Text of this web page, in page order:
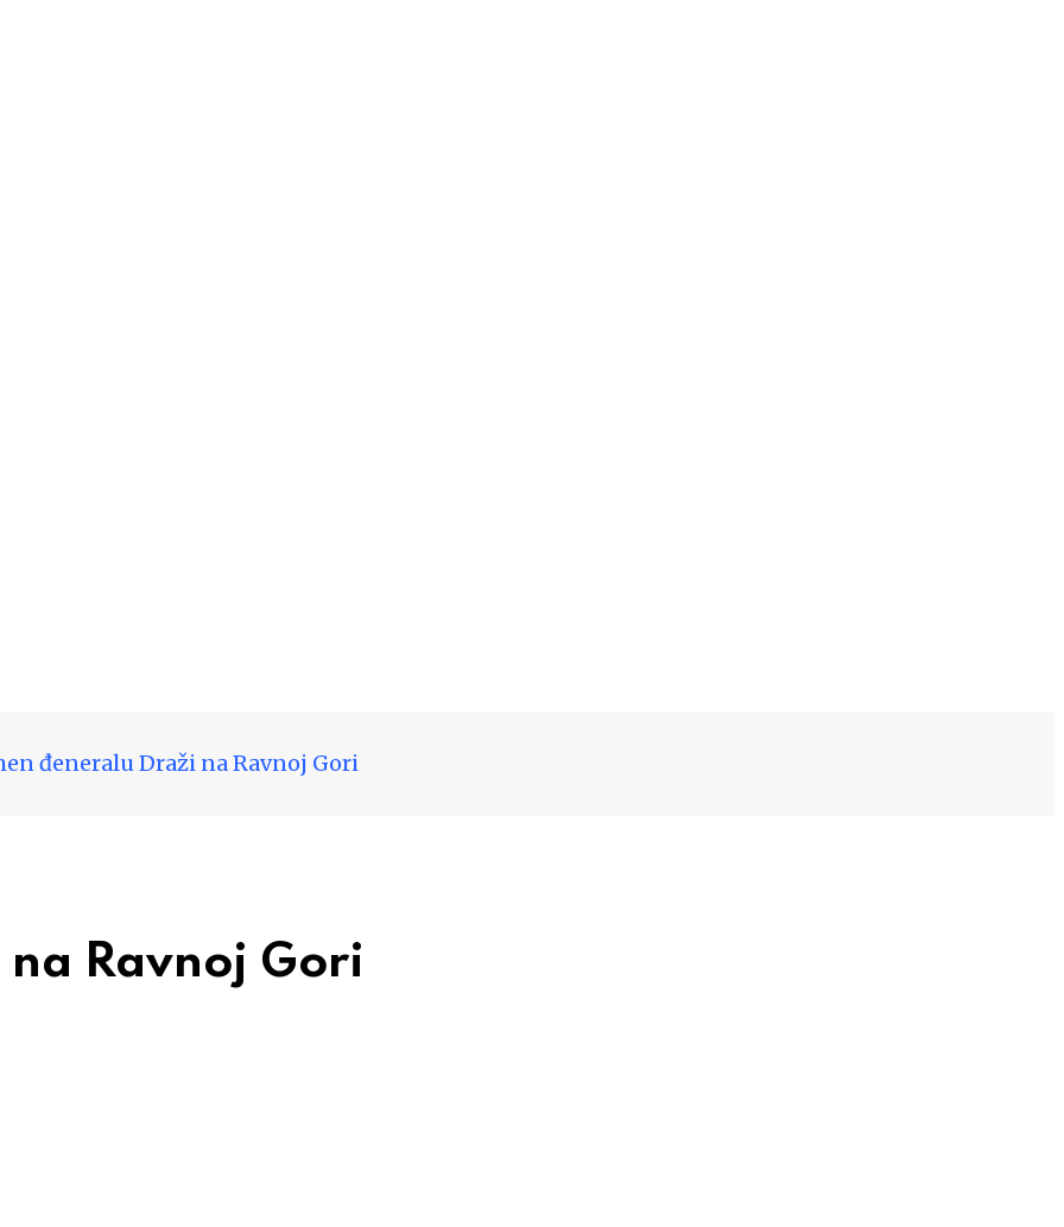
đeneralu Draži na Ravnoj Gori
Ravnoj Gori